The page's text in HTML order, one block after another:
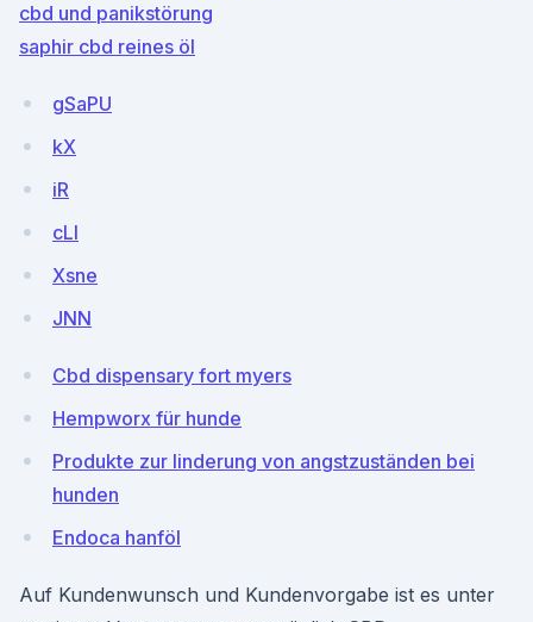
cbd und panikstörung
saphir cbd reines öl
gSaPU
kX
iR
cLI
Xsne
JNN
Cbd dispensary fort myers
Hempworx für hunde
Produkte zur linderung von angstzuständen bei
hunden
Endoca hanföl
Auf Kundenwunsch und Kundenvorgabe ist es unter